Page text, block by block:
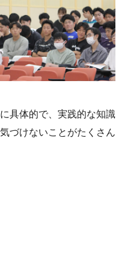
具体的で、実践的な知識
づけないことがたくさん